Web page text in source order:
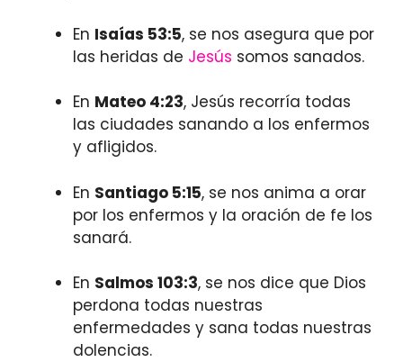
En Isaías 53:5, se nos asegura que por
las heridas de Jesús somos sanados.
En Mateo 4:23, Jesús recorría todas
las ciudades sanando a los enfermos
y afligidos.
En Santiago 5:15, se nos anima a orar
por los enfermos y la oración de fe los
sanará.
En Salmos 103:3, se nos dice que Dios
perdona todas nuestras
enfermedades y sana todas nuestras
dolencias.